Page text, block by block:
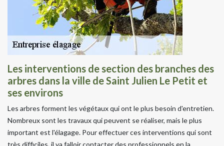
Les interventions de section des branches des
arbres dans la ville de Saint Julien Le Petit et
ses environs
Les arbres forment les végétaux qui ont le plus besoin d'entretien.
Nombreux sont les travaux qui peuvent se réaliser, mais le plus
important est l'élagage. Pour effectuer ces interventions qui sont
très difficiles, il va falloir contacter des professionnels en la